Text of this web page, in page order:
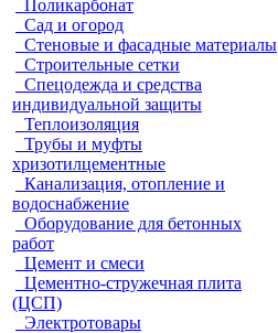
Поликарбонат
Сад и огород
Стеновые и фасадные материалы
Строительные сетки
Спецодежда и средства
индивидуальной защиты
Теплоизоляция
Трубы и муфты
хризотилцементные
Канализация, отопление и
водоснабжение
Оборудование для бетонных
работ
Цемент и смеси
Цементно-стружечная плита
(ЦСП)
Электротовары